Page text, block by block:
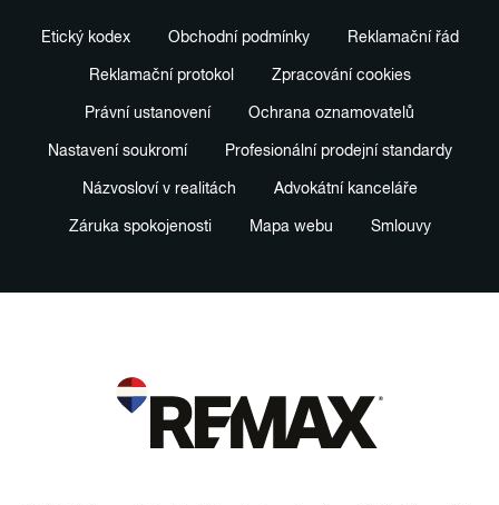
Etický kodex Obchodní podmínky Reklamační řád
Reklamační protokol Zpracování cookies
Právní ustanovení Ochrana oznamovatelů
Nastavení soukromí Profesionální prodejní standardy
Názvosloví v realitách Advokátní kanceláře
Záruka spokojenosti Mapa webu Smlouvy